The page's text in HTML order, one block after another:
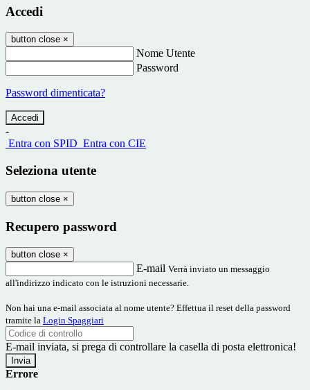
Accedi
button close ×
Nome Utente
Password
Password dimenticata?
-
Entra con SPID Entra con CIE
Seleziona utente
button close ×
Recupero password
button close ×
E-mail Verrà inviato un messaggio
all'indirizzo indicato con le istruzioni necessarie.
Non hai una e-mail associata al nome utente? Effettua il reset della password
tramite la Login Spaggiari
E-mail inviata, si prega di controllare la casella di posta elettronica!
Errore